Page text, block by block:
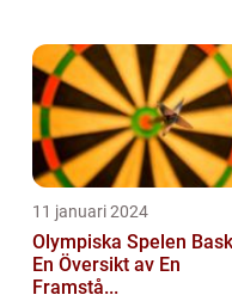
11 januari 2024
Olympiska Spelen
En Översikt av En
Framstå...